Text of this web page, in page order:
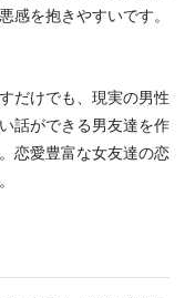
感を抱きやすいです。
だけでも、現実の男性
話ができる男友達を作
恋愛豊富な女友達の恋